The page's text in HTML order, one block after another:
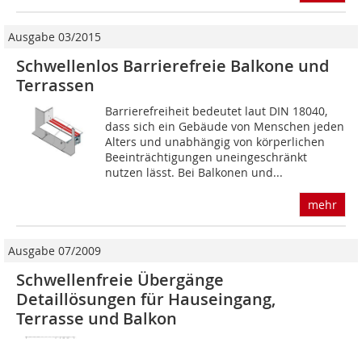
Ausgabe 03/2015
Schwellenlos Barrierefreie Balkone und
Terrassen
Barrierefreiheit bedeutet laut DIN 18040,
dass sich ein Gebäude von Menschen jeden
Alters und unabhängig von körperlichen
Beeinträch­tigungen uneingeschränkt
nutzen lässt. Bei Balkonen und...
mehr
Ausgabe 07/2009
Schwellenfreie Übergänge
Detaillösungen für Hauseingang,
Terrasse und Balkon